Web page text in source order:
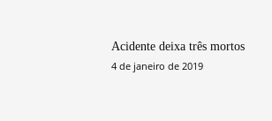
Acidente deixa três mortos
4 de janeiro de 2019